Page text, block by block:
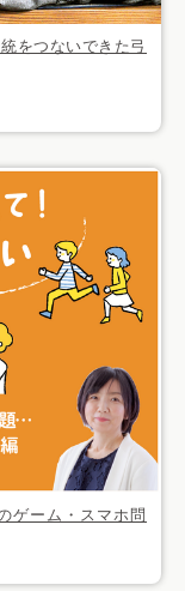
をつないできた弓
ゲーム・スマホ問